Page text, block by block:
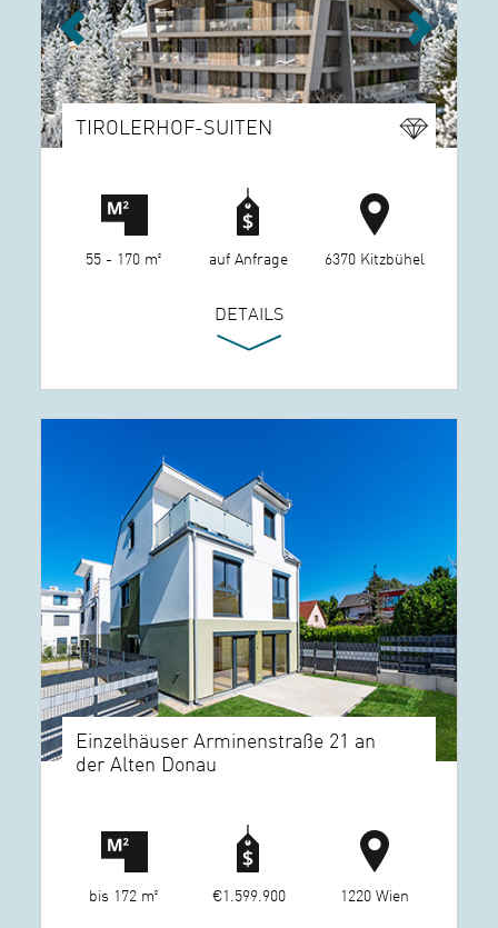
Previous Next
TIROLERHOF-SUITEN
55 - 170 m² auf Anfrage 6370 Kitzbühel
DETAILS
Einzelhäuser Arminenstraße 21 an
der Alten Donau
bis 172 m² €1.599.900 1220 Wien